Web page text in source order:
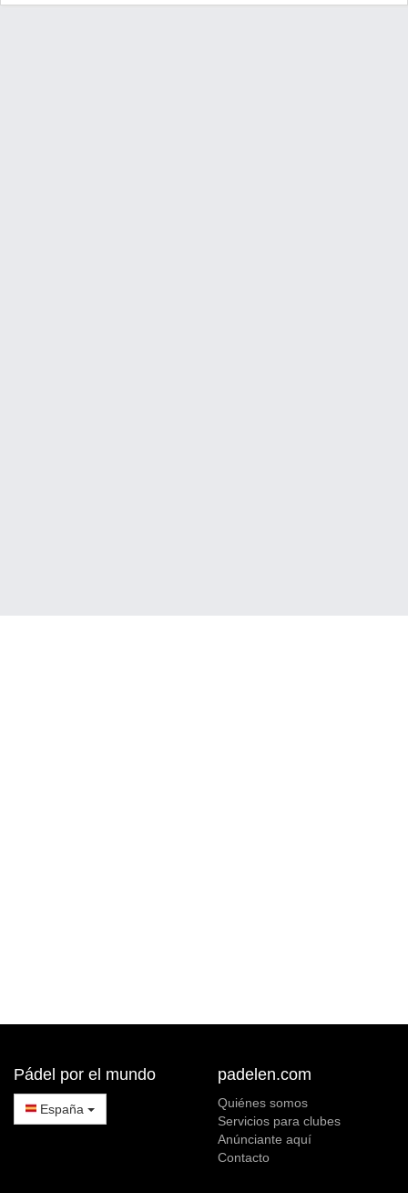
Pádel por el mundo
España
padelen.com
Quiénes somos
Servicios para clubes
Anúnciante aquí
Contacto